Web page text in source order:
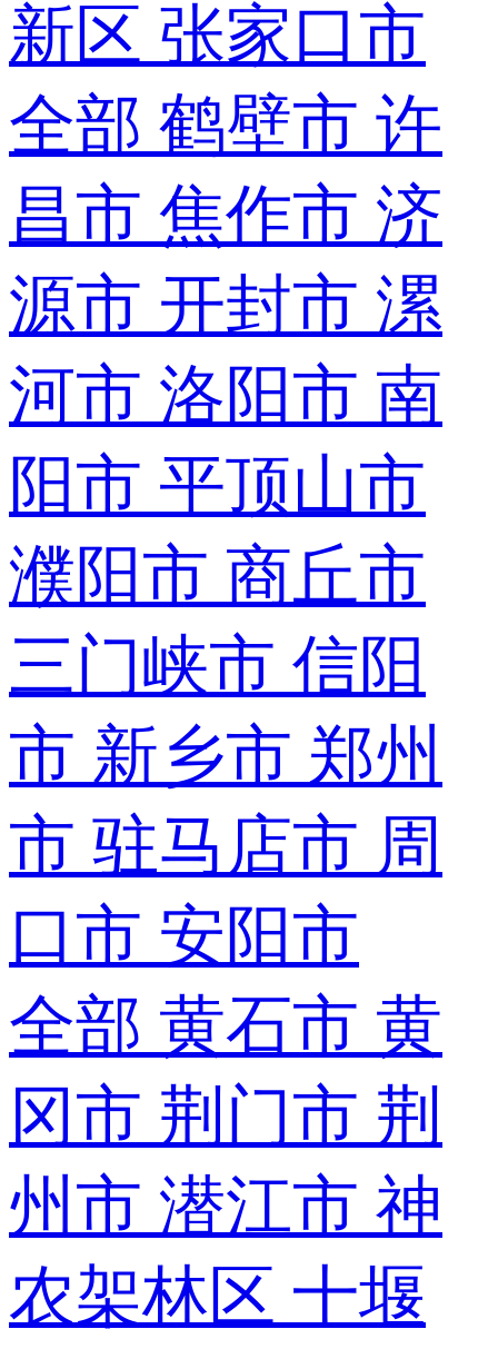
新区 张家口市
全部 鹤壁市 许
昌市 焦作市 济
源市 开封市 漯
河市 洛阳市 南
阳市 平顶山市
濮阳市 商丘市
三门峡市 信阳
市 新乡市 郑州
市 驻马店市 周
口市 安阳市
全部 黄石市 黄
冈市 荆门市 荆
州市 潜江市 神
农架林区 十堰